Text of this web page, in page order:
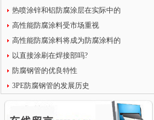
热喷涂锌和铝防腐涂层在实际中的
高性能防腐涂料受市场重视
高性能防腐涂料将成为防腐涂料的
以直接涂刷在焊接部吗?
防腐钢管的优良特性
3PE防腐钢管的发展历史